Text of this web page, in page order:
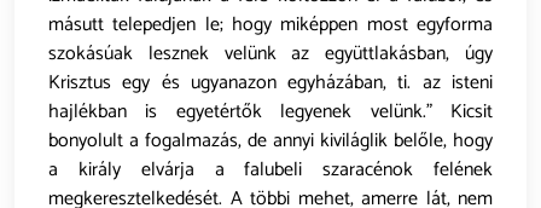
másutt telepedjen le; hogy miképpen most egyforma
szokásúak lesznek velünk az együttlakásban, úgy
Krisztus egy és ugyanazon egyházában, ti. az isteni
hajlékban is egyetértők legyenek velünk.” Kicsit
bonyolult a fogalmazás, de annyi kiviláglik belőle, hogy
a király elvárja a falubeli szaracénok felének
megkeresztelkedését. A többi mehet, amerre lát, nem